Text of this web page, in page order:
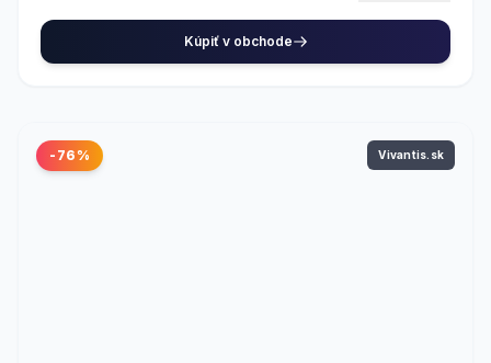
Kúpiť v obchode
-76% Vivantis.sk